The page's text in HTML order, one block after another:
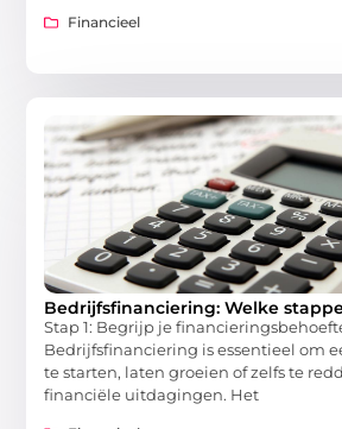
Financieel
Bedrijfsfinanciering: Welke
Stap 1: Begrijp je
Bedrijfsfinanciering is essentieel om
te starten, laten groeien of zelfs te
financiële uitdagingen. Het